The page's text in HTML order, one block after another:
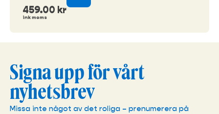
459.00 kr
ink moms
Signa upp för vårt
nyhetsbrev
Missa inte något av det roliga – prenumerera på